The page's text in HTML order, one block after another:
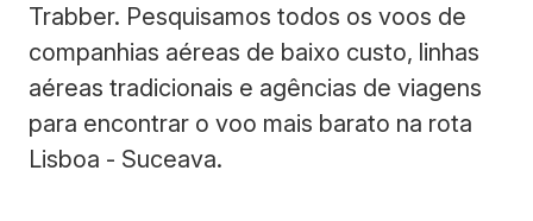
Trabber. Pesquisamos todos os voos de
companhias aéreas de baixo custo, linhas
aéreas tradicionais e agências de viagens
para encontrar o voo mais barato na rota
Lisboa - Suceava.